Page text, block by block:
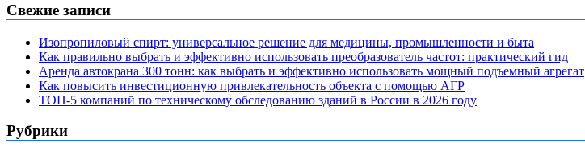
Свежие записи
Изопропиловый спирт: универсальное решение для медицины, промышленности и быта
Как правильно выбрать и эффективно использовать преобразователь частот: практический гид
Аренда автокрана 300 тонн: как выбрать и эффективно использовать мощный подъемный агрегат
Как повысить инвестиционную привлекательность объекта с помощью АГР
ТОП-5 компаний по техническому обследованию зданий в России в 2026 году
Рубрики